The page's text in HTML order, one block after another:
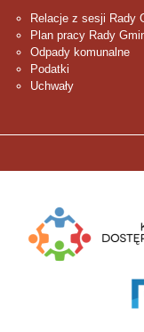
Relacje z sesji Rady
Plan pracy Rady
Odpady komunalne
Podatki
Uchwały